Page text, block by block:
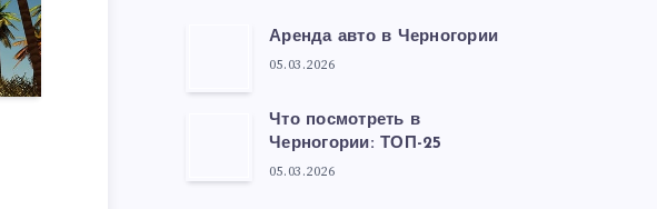
Аренда авто в Черногории
05.03.2026
Что посмотреть в
Черногории: ТОП-25
05.03.2026